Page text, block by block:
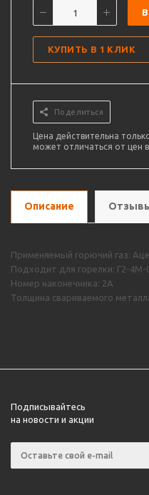
КУПИТЬ В 1 КЛИК
Поделиться
Цена действительна
может отличаться от цен
Описание
Применяемый горючий газ:
Подходит для горелки: Г2-4М-
Номер наконечника: 2А
Толщина свариваемого
Подписывайтесь
на новости и акции